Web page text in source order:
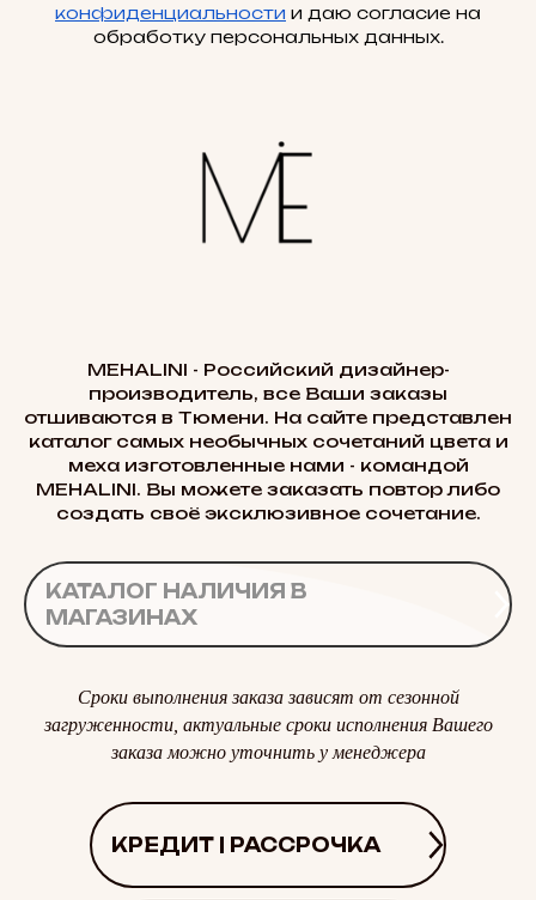
конфиденциальности и даю согласие на
обработку персональных данных.
MEHALINI - Российский дизайнер-
производитель, все Ваши заказы
отшиваются в Тюмени. На сайте представлен
каталог самых необычных сочетаний цвета и
меха изготовленные нами - командой
MEHALINI. Вы можете заказать повтор либо
создать своё эксклюзивное сочетание.
КАТАЛОГ НАЛИЧИЯ В
МАГАЗИНАХ
Сроки выполнения заказа зависят от сезонной
загруженности, актуальные сроки исполнения Вашего
заказа можно уточнить у менеджера
КРЕДИТ | РАССРОЧКА